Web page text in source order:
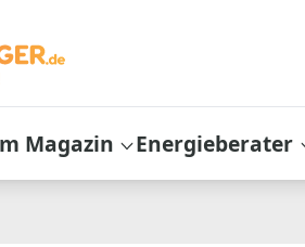
Magazin Energieberater